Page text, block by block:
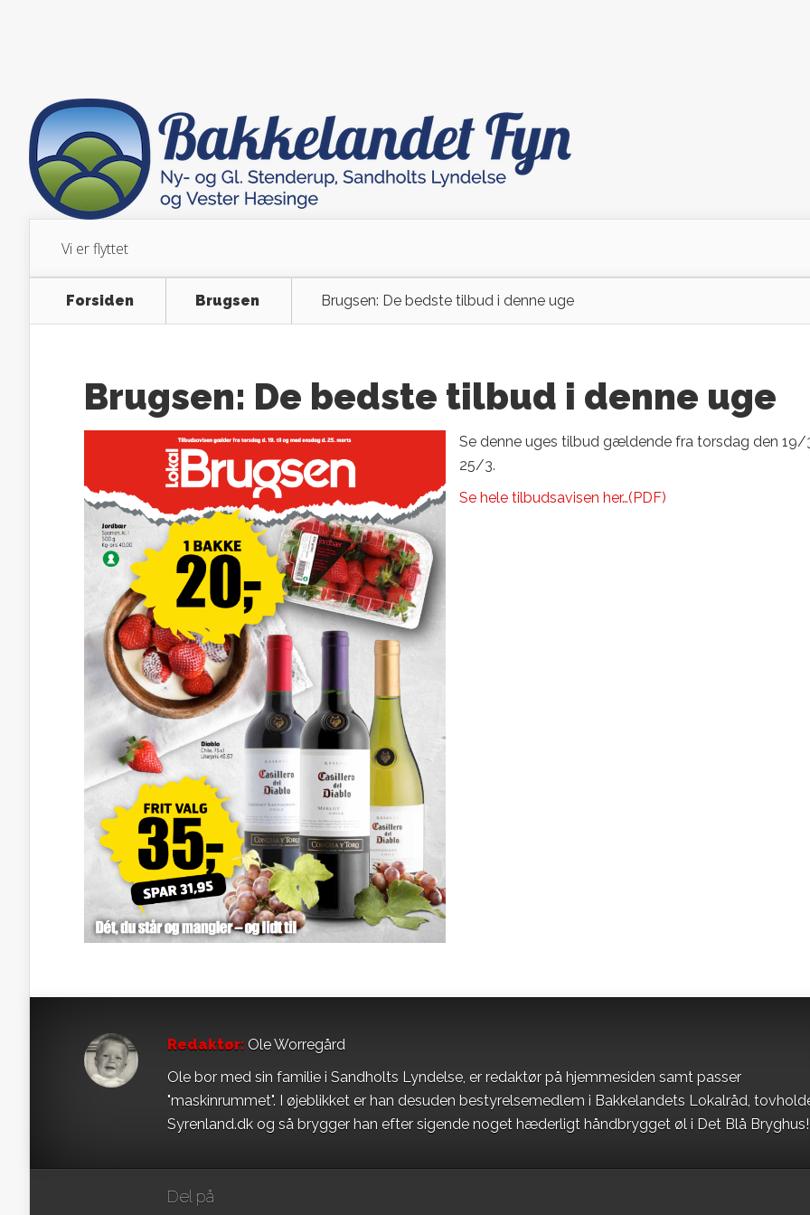
Vi er flyttet
Forsiden Brugsen Brugsen: De bedste tilbud i denne uge
Brugsen: De bedste tilbud i denne uge
Se denne uges tilbud gældende fra torsdag den 19/
25/3.
Se hele tilbudsavisen her…(PDF)
Redaktør: Ole Worregård
Ole bor med sin familie i Sandholts Lyndelse, er redaktør på hjemmesiden samt passer
"maskinrummet". I øjeblikket er han desuden bestyrelsemedlem i Bakkelandets Lokalråd,
Syrenland.dk og så brygger han efter sigende noget hæderligt håndbrygget øl i Det Blå Bryghus!
Del på